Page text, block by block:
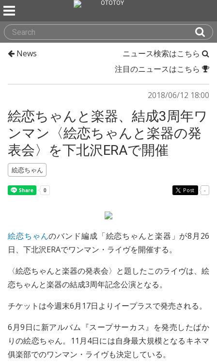
News
ニュース検索はこちら
注目のニュースはこちら
2018/06/12 18:00
絵恋ちゃんと楽器、結成3周年ワ
ンマン〈絵恋ちゃんと楽器の発
表会〉を下北沢ERAで開催
絵恋ちゃん
Post -
絵恋ちゃんのバンド編成「絵恋ちゃんと楽器」が8月26
日、下北沢ERAでワンマン・ライヴを開催する。
〈絵恋ちゃんと楽器の発表会〉と題したこのライヴは、絵
恋ちゃんと楽器の結成3周年記念公演となる。
チケットは今週末6月17日よりイープラスで発売される。
6月9日に新アルバム『スープサーカス』を発売したばか
りの絵恋ちゃん。11月4日には自身最大規模となるキネマ
俱楽部でのワンマン・ライヴも決定している。